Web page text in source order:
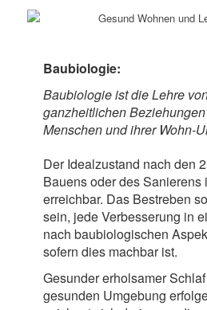
Baubiologie:
Baubiologie ist die Lehre
ganzheitlichen
Menschen und ihrer Wohn-
Der Idealzustand nach den
Bauens oder des Sanierens
erreichbar. Das Bestreben
sein, jede Verbesserung in
nach baubiologischen
sofern dies machbar ist.
Gesunder erholsamer
gesunden Umgebung